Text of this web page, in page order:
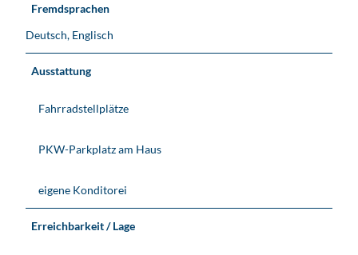
Fremdsprachen
Deutsch, Englisch
Ausstattung
Fahrradstellplätze
PKW-Parkplatz am Haus
eigene Konditorei
Erreichbarkeit / Lage